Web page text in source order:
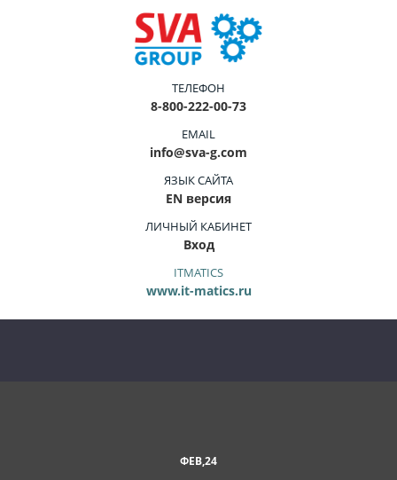
ТЕЛЕФОН
8-800-222-00-73
EMAIL
info@sva-g.com
ЯЗЫК САЙТА
EN версия
ЛИЧНЫЙ КАБИНЕТ
Вход
ITMATICS
www.it-matics.ru
ФЕВ,24